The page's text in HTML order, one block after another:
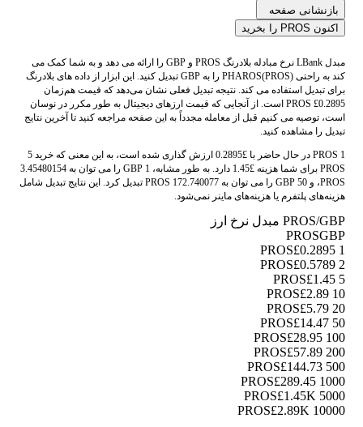
بازنشانی صفحه
اکنون PROS را بخرید
مبدل LBank نرخ مبادله بلادرنگ PROS و GBP را ارائه می دهد و به شما کمک می
کند به راحتی PHAROS(PROS) را به GBP تبدیل کنید. این ابزار از داده های بلادرنگ
برای تبدیل استفاده می کند. نتیجه تبدیل فعلی نشان می‌دهد که قیمت هم‌زمان
PROS £0.2895 است. از آنجایی که قیمت ارزهای دیجیتال به طور مکرر در نوسان
است، توصیه می کنیم قبل از معامله مجدداً به این صفحه مراجعه کنید تا آخرین نتایج
تبدیل را مشاهده کنید.
1 PROS در حال حاضر با £0.2895 ارزش گذاری شده است، به این معنی که خرید 5
PROS برای شما هزینه £1.45 دارد. به طور مشابه، 1 GBP را می توان به 3.45480154
PROS، و 50 GBP را می توان به 172.740077 PROS تبدیل کرد. این نتایج تبدیل شامل
هزینه‌های پلتفرم یا هزینه‌های ماینر نمی‌شود.
PROS/GBP مبدل نرخ ارز
PROSGBP
1 PROS
£0.2895
2 PROS
£0.5789
5 PROS
£1.45
10 PROS
£2.89
20 PROS
£5.79
50 PROS
£14.47
100 PROS
£28.95
200 PROS
£57.89
500 PROS
£144.73
1000 PROS
£289.45
5000 PROS
£1.45K
10000 PROS
£2.89K